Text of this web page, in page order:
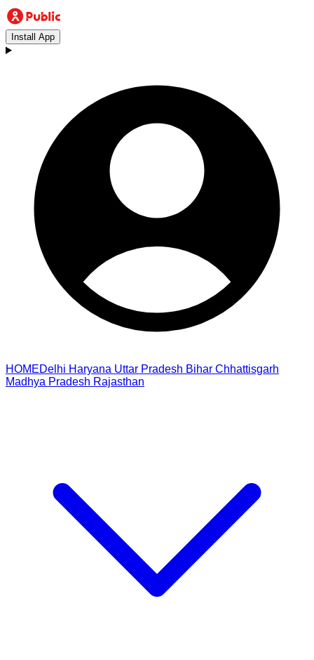
Install App
HOMEDelhi Haryana Uttar Pradesh Bihar Chhattisgarh
Madhya Pradesh Rajasthan